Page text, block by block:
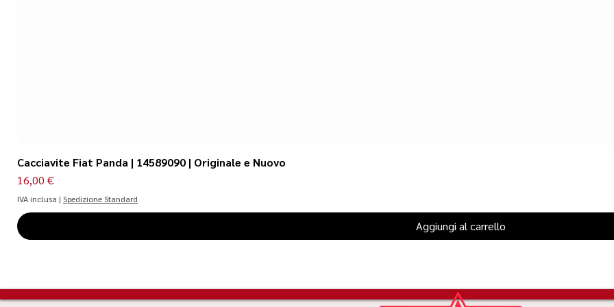
Cacciavite Fiat Panda | 14589090 | Originale e Nuovo
Prezzo
16,00 €
IVA inclusa | Spedizione Standard
Aggiungi al carrello